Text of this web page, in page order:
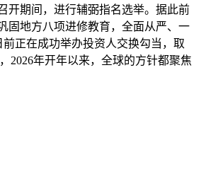
开期间，进行辅弼指名选举。据此前
固地方八项进修教育，全面从严、一
正在成功举办投资人交换勾当，取
2026年开年以来，全球的方针都聚焦